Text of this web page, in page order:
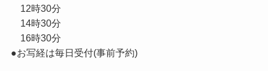
12時30分
14時30分
16時30分
●お写経は毎日受付(事前予約)